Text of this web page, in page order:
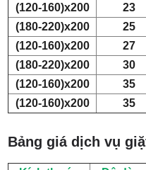
(120-160)x200
23
(180-220)x200
25
(120-160)x200
27
(180-220)x200
30
(120-160)x200
35
(120-160)x200
35
Bảng giá dịch vụ